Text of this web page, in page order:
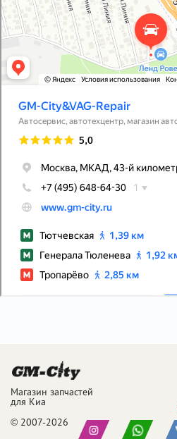
Магазин запчастей
для Киа
© 2007-2026